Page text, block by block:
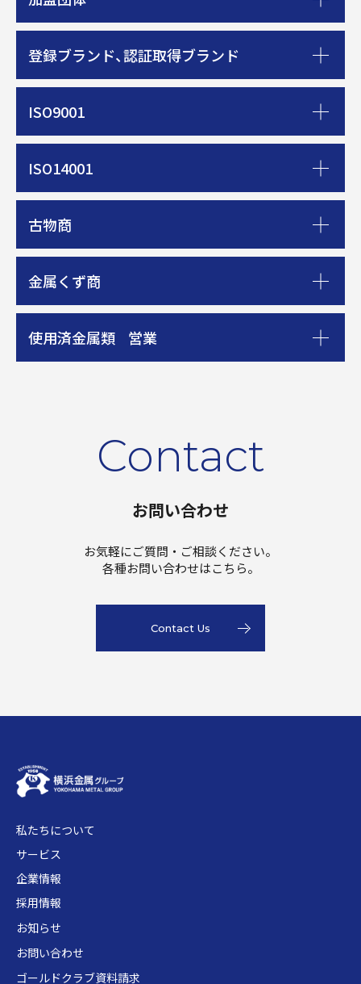
登録ブランド、認証取得ブランド
ISO9001
ISO14001
古物商
金属くず商
使用済金属類 営業
Contact
お問い合わせ
お気軽にご質問・ご相談ください。
各種お問い合わせはこちら。
Contact Us
私たちについて
サービス
企業情報
採用情報
お知らせ
お問い合わせ
ゴールドクラブ資料請求